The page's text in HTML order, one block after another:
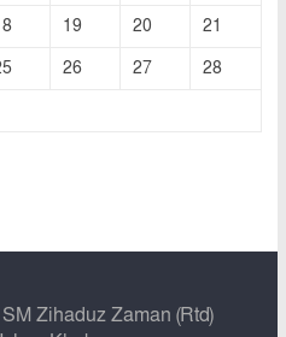
19 20
21
26 27
28
Zihaduz Zaman (Rtd)